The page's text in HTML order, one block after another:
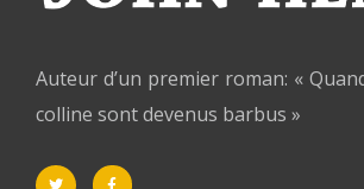
Auteur d’un premier roman: «
colline sont devenus barbus »